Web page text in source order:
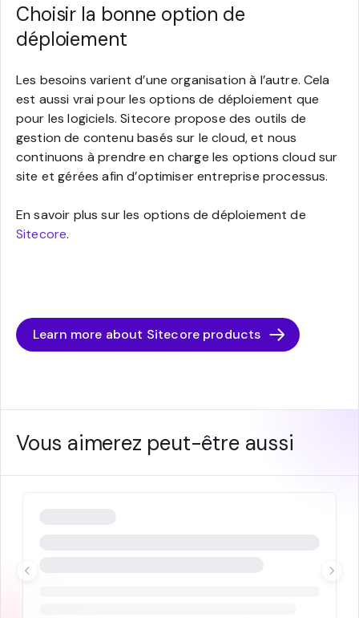
Choisir la bonne option de
déploiement
Les besoins varient d’une organisation à l’autre. Cela
est aussi vrai pour les options de déploiement que
pour les logiciels. Sitecore propose des outils de
gestion de contenu basés sur le cloud, et nous
continuons à prendre en charge les options cloud sur
site et gérées afin d’optimiser entreprise processus.
En savoir plus sur les options de déploiement de
Sitecore.
Learn more about Sitecore products
Vous aimerez peut-être aussi